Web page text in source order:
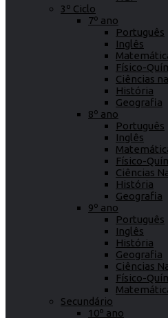
3º Ciclo
7º ano
Português
Inglês
Físico-
Ciências
História
Geografia
8º ano
Português
Inglês
Físico-
Ciências
História
Geografia
9º ano
Português
Inglês
História
Geografia
Ciências
Físico-
Secundário
10º ano